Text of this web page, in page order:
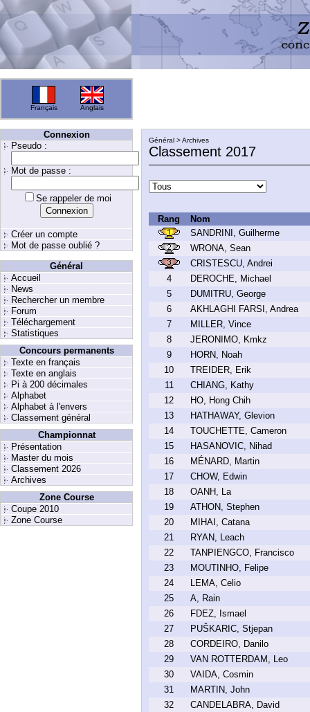
Français Anglais
Connexion
Pseudo :
Mot de passe :
Se rappeler de moi
Créer un compte
Mot de passe oublié ?
Général
Accueil
News
Rechercher un membre
Forum
Téléchargement
Statistiques
Concours permanents
Texte en français
Texte en anglais
Pi à 200 décimales
Alphabet
Alphabet à l'envers
Classement général
Championnat
Présentation
Master du mois
Classement 2026
Archives
Zone Course
Coupe 2010
Zone Course
Général > Archives
Classement 2017
Rang
Nom
SANDRINI, Guilherme
WRONA, Sean
CRISTESCU, Andrei
4
DEROCHE, Michael
5
DUMITRU, George
6
AKHLAGHI FARSI, Andrea
7
MILLER, Vince
8
JERONIMO, Kmkz
9
HORN, Noah
10
TREIDER, Erik
11
CHIANG, Kathy
12
HO, Hong Chih
13
HATHAWAY, Glevion
14
TOUCHETTE, Cameron
15
HASANOVIC, Nihad
16
MÉNARD, Martin
17
CHOW, Edwin
18
OANH, La
19
ATHON, Stephen
20
MIHAI, Catana
21
RYAN, Leach
22
TANPIENGCO, Francisco
23
MOUTINHO, Felipe
24
LEMA, Celio
25
A, Rain
26
FDEZ, Ismael
27
PUŠKARIC, Stjepan
28
CORDEIRO, Danilo
29
VAN ROTTERDAM, Leo
30
VAIDA, Cosmin
31
MARTIN, John
32
CANDELABRA, David